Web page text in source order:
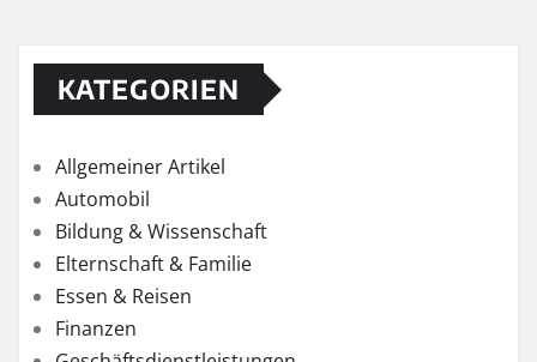
KATEGORIEN
Allgemeiner Artikel
Automobil
Bildung & Wissenschaft
Elternschaft & Familie
Essen & Reisen
Finanzen